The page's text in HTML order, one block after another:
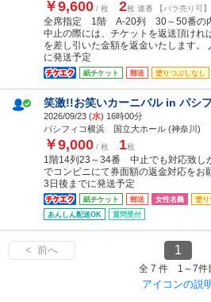
￥9,600 / 枚 2枚 連番 【バラ売り可】
全席指定 1階 A-20列 30～50番の
中止の際には、チケットを返送頂けれ
を差し引いた金額を返金いたします。
に発送予定
紙チケット 郵送 塗りつぶしなし
笑激!!お笑いカーニバル in パシ
2026/09/23 (水) 16時00分
パシフィコ横浜 国立大ホール (神奈川)
￥9,000 / 枚 1枚
1階14列23～34番 中止でも対応致し
でコンビニにて券面額の返金対応をお
3日後までに発送予定
紙チケット 郵送 女性名義
塗り
あんしん配送OK
質問受付
< 前へ 1
全 7 件 1～7件
アイコンの説